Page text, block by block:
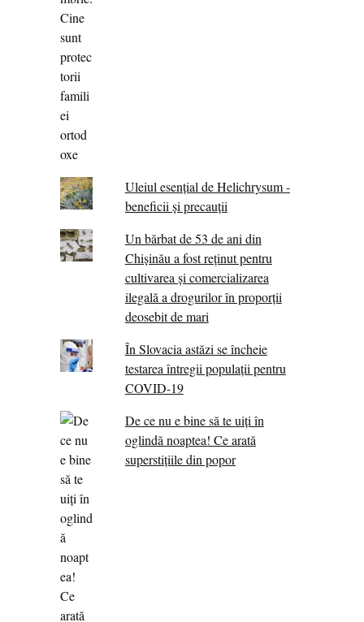
Uleiul esențial de Helichrysum -
beneficii și precauții
Un bărbat de 53 de ani din
Chișinău a fost reținut pentru
cultivarea și comercializarea
ilegală a drogurilor în proporții
deosebit de mari
În Slovacia astăzi se încheie
testarea întregii populații pentru
COVID-19
De ce nu e bine să te uiți în
oglindă noaptea! Ce arată
superstițiile din popor